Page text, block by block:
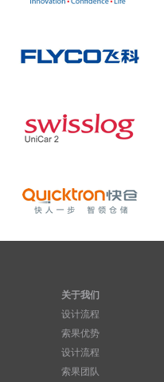
关于我们
设计流程
索果优势
设计流程
索果团队